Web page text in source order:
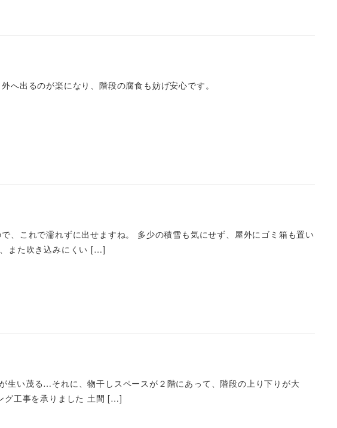
へ出るのが楽になり、階段の腐食も妨げ安心です。
、これで濡れずに出せますね。 多少の積雪も気にせず、屋外にゴミ箱も置い
また吹き込みにくい […]
生い茂る…それに、物干しスペースが２階にあって、階段の上り下りが大
グ工事を承りました 土間 […]